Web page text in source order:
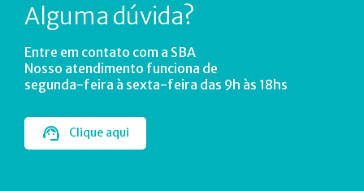
Alguma dúvida?
Entre em contato com a SBA
Nosso atendimento funciona de
segunda-feira à sexta-feira das 9h às 18hs
Clique aqui